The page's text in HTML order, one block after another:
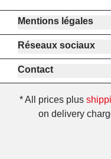
Mentions légales
Réseaux sociaux
Contact
* All prices plus
on delivery